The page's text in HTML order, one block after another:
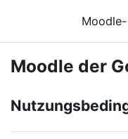
Moodle der